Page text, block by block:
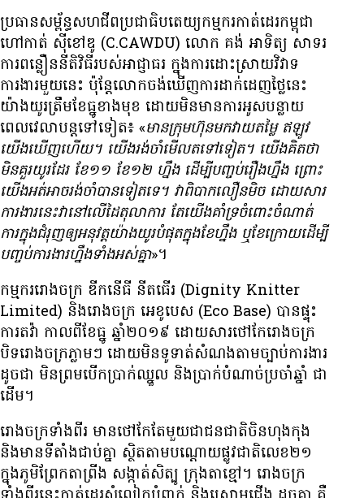
ប្រធាន​សម្ព័ន្ធ​សហជីព​ប្រជាធិបតេយ្យ​កម្មករ​កាត់ដេរ​កម្ពុជា​
ហៅ​កាត់​ ស៊ីខៅឌូ (C.CAWDU) លោក គង់ អាទិត្យ សាទរ​
ការ​ពន្លឿន​នីតិវិធី​របស់​អាជ្ញាធរ​ ក្នុង​ការ​ដោះ​ស្រាយ​វិវាទ​
ការងារ​មួយ​នេះ ប៉ុន្តែ​លោក​ចង់​ឃើញ​ការ​ដាក់​ដេញ​ថ្លៃ​នេះ
យ៉ាង​យូរ​ត្រឹម​ខែ​ធ្នូ​ខាងមុខ​ ដោយ​មិន​មាន​ការ​អូស​បន្លាយ​
ពេល​វេលា​បន្ត​ទៅ​ទៀត៖ «មាន​ក្រុមហ៊ុន​មក​វាយ​តម្លៃ ឥឡូវ​
យើង​ឃើញ​ហើយ។ យើង​រង់​ចាំ​មើល​ត​ទៅ​ទៀត។ យើង​គិត​ថា​
មិន​គួរ​យូរ​ដែរ ខែ១១ ខែ១២ ហ្នឹង ដើម្បី​បញ្ចប់​រឿង​ហ្នឹង ព្រោះ​
យើង​អត់​អាច​រង់​ចាំ​បាន​ទៀត​ទេ។ វា​ពិបាក​លឿន​មិច​ ដោយសារ​
ការងារ​នេះ​វា​នៅ​លើ​ដៃ​តុលាការ តែ​យើង​គាំទ្រ​ចំពោះ​ចំណាត់​
ការ​ក្នុង​ជំរុញ​ឲ្យ​អនុវត្ត​យ៉ាង​យូរ​បំផុត​ក្នុង​ខែ​ហ្នឹង ឬ​ខែ​ក្រោយ​ដើម្បី​
បញ្ចប់​ការងារ​ហ្នឹង​ទាំង​អស់​គ្នា»។
កម្មករ​រោងចក្រ ឌីកនើធី នីតធើរ (Dignity Knitter
Limited) និង​រោងចក្រ អេខូបេស (Eco Base) បាន​ផ្ទុះ​
ការ​តវ៉ា កាល​ពី​​ខែធ្នូ ឆ្នាំ២០១៩ ដោយសារ​ថៅកែ​រោងចក្រ​
បិទ​រោងចក្រ​ភ្លាមៗ ដោយ​មិន​ទូទាត់​សំណង​តាម​ច្បាប់​ការងារ
ដូច​ជា មិន​ព្រម​បើក​ប្រាក់​ឈ្នួល និង​ប្រាក់​បំណាច់​ប្រចាំ​ឆ្នាំ ជា​
ដើម។
រោងចក្រ​ទាំង​ពីរ មាន​ថៅកែ​តែមួយ​ជា​ជនជាតិ​ចិន​ហុងកុង
និង​មាន​ទីតាំង​ជាប់​គ្នា ស្ថិត​តាម​បណ្ដោយ​ផ្លូវ​ជាតិ​លេខ២១
ក្នុង​ភូមិ​ព្រែក​តា​ព្រីង សង្កាត់​សិត្បូ ក្រុង​តាខ្មៅ។ រោងចក្រ​